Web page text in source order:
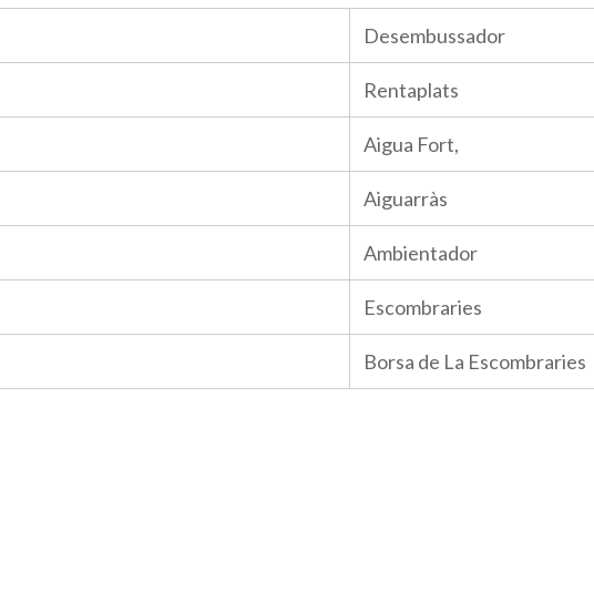
Desembussador
Rentaplats
Aigua Fort,
Aiguarràs
Ambientador
Escombraries
Borsa de La Escombraries